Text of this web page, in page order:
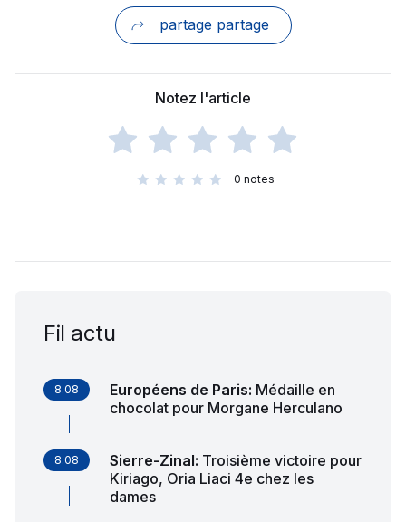
partage partage
Notez l'article
0 notes
Fil actu
8.08 Européens de Paris: Médaille en
chocolat pour Morgane Herculano
8.08 Sierre-Zinal: Troisième victoire pour
Kiriago, Oria Liaci 4e chez les
dames